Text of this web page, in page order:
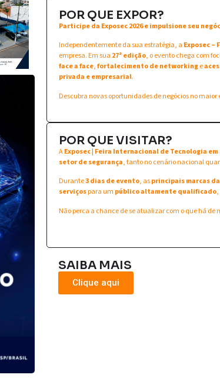
POR QUE EXPOR?
Participe da Exposec 2026 e impulsione seu
Independentemente da sua estratégia, a Exposec
empresa. Em sua 27ª edição, o evento chega com
face a face,fortalecimento de networkinge
privada e empresarial.
Descubra novas oportunidades de negócios no
POR QUE VISITAR?
AExposec | Feira Internacional de Tecnologia em
setor de segurança, tanto no cenário nacional
Durante3 dias de evento, asprincipais marcas
serviçospara um público altamente qualificado
Não perca a chance de se atualizar com o que há
SAIBA MAIS
Clique aqui